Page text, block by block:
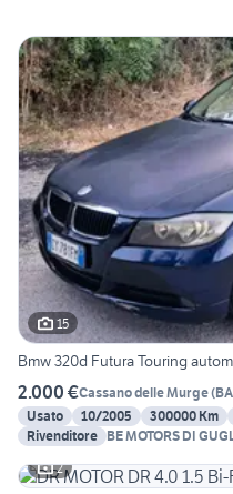
15
Bmw 320d Futura Touring
2.000 €Cassano delle Murge(BA
Usato
10/2005 300000 Km
Rivenditore BE MOTORS DI
2